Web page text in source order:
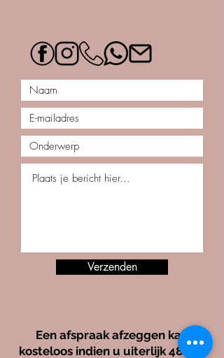
Verzenden
Een afspraak afzeggen kan
kosteloos indien u uiterlijk 48 uur